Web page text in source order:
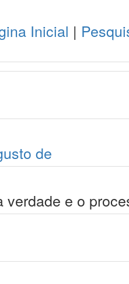
Inicial |
de
verdade e o